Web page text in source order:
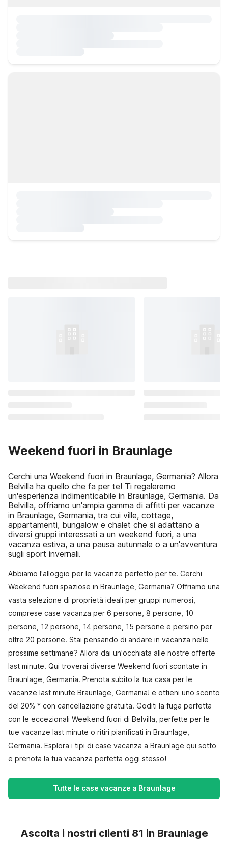
Weekend fuori in Braunlage
Cerchi una Weekend fuori in Braunlage, Germania? Allora
Belvilla ha quello che fa per te! Ti regaleremo
un'esperienza indimenticabile in Braunlage, Germania. Da
Belvilla, offriamo un'ampia gamma di affitti per vacanze
in Braunlage, Germania, tra cui ville, cottage,
appartamenti, bungalow e chalet che si adattano a
diversi gruppi interessati a un weekend fuori, a una
vacanza estiva, a una pausa autunnale o a un'avventura
sugli sport invernali.
Abbiamo l'alloggio per le vacanze perfetto per te. Cerchi
Weekend fuori spaziose in Braunlage, Germania? Offriamo una
vasta selezione di proprietà ideali per gruppi numerosi,
comprese case vacanza per 6 persone, 8 persone, 10
persone, 12 persone, 14 persone, 15 persone e persino per
oltre 20 persone. Stai pensando di andare in vacanza nelle
prossime settimane? Allora dai un'occhiata alle nostre offerte
last minute. Qui troverai diverse Weekend fuori scontate in
Braunlage, Germania. Prenota subito la tua casa per le
vacanze last minute Braunlage, Germania! e ottieni uno sconto
del 20% * con cancellazione gratuita. Goditi la fuga perfetta
con le eccezionali Weekend fuori di Belvilla, perfette per le
tue vacanze last minute o ritiri pianificati in Braunlage,
Germania. Esplora i tipi di case vacanza a Braunlage qui sotto
e prenota la tua vacanza perfetta oggi stesso!
Tutte le case vacanze a Braunlage
Ascolta i nostri clienti 81 in Braunlage